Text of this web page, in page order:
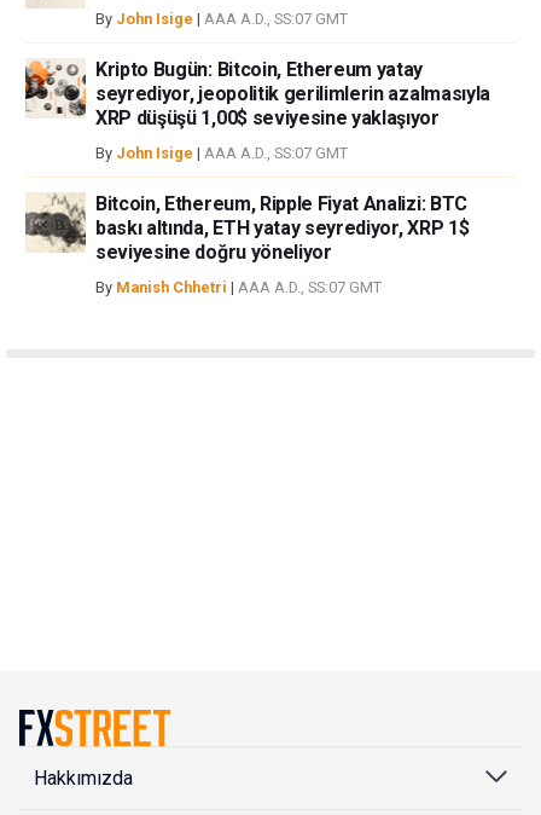
By John Isige | AAA A.D., SS:07 GMT
Kripto Bugün: Bitcoin, Ethereum yatay
seyrediyor, jeopolitik gerilimlerin azalmasıyla
XRP düşüşü 1,00$ seviyesine yaklaşıyor
By John Isige | AAA A.D., SS:07 GMT
Bitcoin, Ethereum, Ripple Fiyat Analizi: BTC
baskı altında, ETH yatay seyrediyor, XRP 1$
seviyesine doğru yöneliyor
By Manish Chhetri | AAA A.D., SS:07 GMT
Hakkımızda